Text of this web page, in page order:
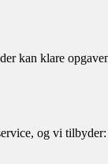
kan klare
og vi tilbyder: